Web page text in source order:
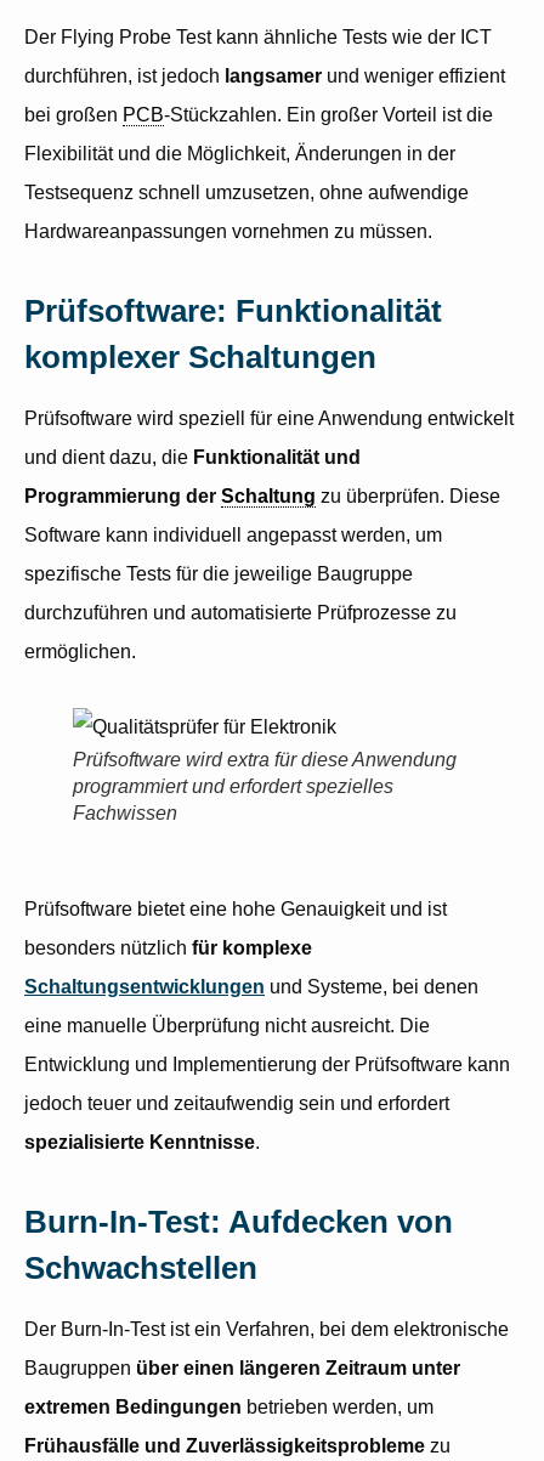
Der Flying Probe Test kann ähnliche Tests wie der ICT
durchführen, ist jedoch langsamer und weniger effizient
bei großen PCB-Stückzahlen. Ein großer Vorteil ist die
Flexibilität und die Möglichkeit, Änderungen in der
Testsequenz schnell umzusetzen, ohne aufwendige
Hardwareanpassungen vornehmen zu müssen.
Prüfsoftware: Funktionalität
komplexer Schaltungen
Prüfsoftware wird speziell für eine Anwendung entwickelt
und dient dazu, die Funktionalität und
Programmierung der Schaltung zu überprüfen. Diese
Software kann individuell angepasst werden, um
spezifische Tests für die jeweilige Baugruppe
durchzuführen und automatisierte Prüfprozesse zu
ermöglichen.
Prüfsoftware wird extra für diese Anwendung
programmiert und erfordert spezielles
Fachwissen
Prüfsoftware bietet eine hohe Genauigkeit und ist
besonders nützlich für komplexe
Schaltungsentwicklungen und Systeme, bei denen
eine manuelle Überprüfung nicht ausreicht. Die
Entwicklung und Implementierung der Prüfsoftware kann
jedoch teuer und zeitaufwendig sein und erfordert
spezialisierte Kenntnisse.
Burn-In-Test: Aufdecken von
Schwachstellen
Der Burn-In-Test ist ein Verfahren, bei dem elektronische
Baugruppen über einen längeren Zeitraum unter
extremen Bedingungen betrieben werden, um
Frühausfälle und Zuverlässigkeitsprobleme zu